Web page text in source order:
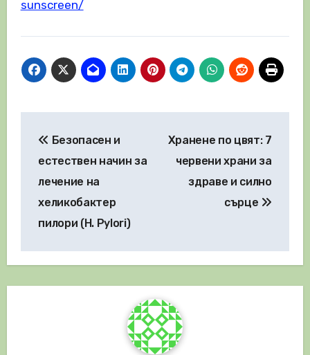
sunscreen/
Безопасен и
естествен начин за
лечение на
хеликобактер
пилори (H. Pylori)
Хранене по цвят: 7
червени храни за
здраве и силно
сърце